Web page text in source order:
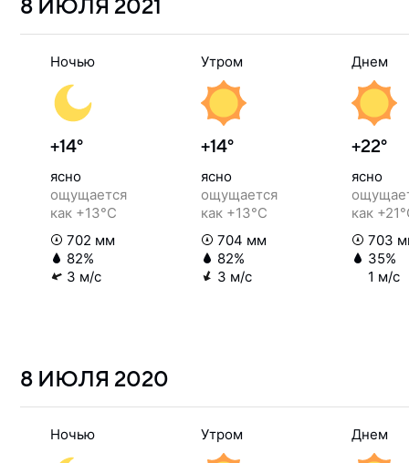
8 ИЮЛЯ 2021
Ночью
+14°
ясно
ощущается
как +13°C
702 мм
82%
3 м/с
Утром
+14°
ясно
ощущается
как +13°C
704 мм
82%
3 м/с
Днем
+22°
ясно
как
703
35%
1 м/с
8 ИЮЛЯ 2020
Ночью Утром Днем